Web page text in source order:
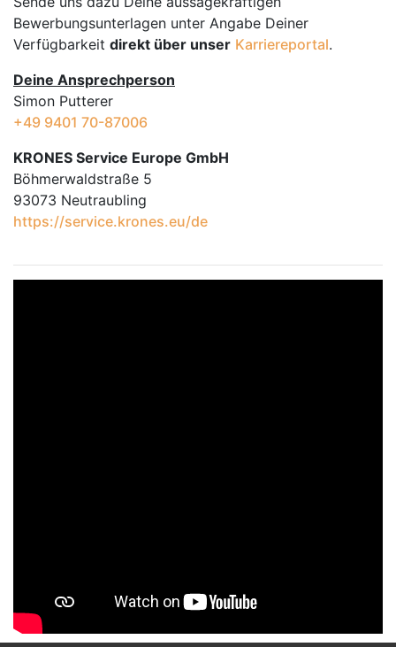
Bewerbungsunterlagen unter Angabe Deiner
Verfügbarkeit direkt über unser Karriereportal.
Deine Ansprechperson
Simon Putterer
+49 9401 70-87006
KRONES Service Europe GmbH
Böhmerwaldstraße 5
93073 Neutraubling
https://service.krones.eu/de